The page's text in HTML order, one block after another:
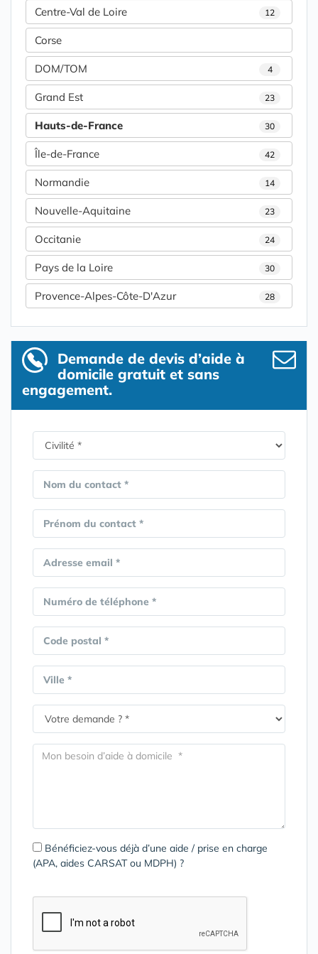
Centre-Val de Loire 12
Corse
DOM/TOM 4
Grand Est 23
Hauts-de-France 30
Île-de-France 42
Normandie 14
Nouvelle-Aquitaine 23
Occitanie 24
Pays de la Loire 30
Provence-Alpes-Côte-D'Azur 28
Demande de devis d’aide à
domicile gratuit et sans
engagement.
Nom du contact *
Prénom du contact *
Adresse email *
Numéro de téléphone *
Code postal *
Ville *
Bénéficiez-vous déjà d’une aide / prise en charge
(APA, aides CARSAT ou MDPH) ?